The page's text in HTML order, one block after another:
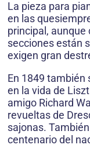
La pieza para
en las
principal,
secciones están
exigen gran
En 1849
en la vida de
amigo Richard
revueltas de
sajonas.
centenario del